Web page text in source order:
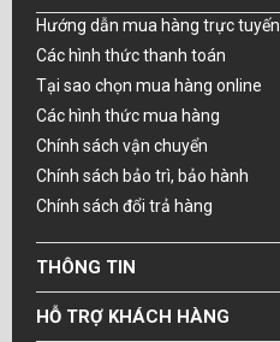
Hướng dẫn mua hàng trực tuyến
Các hình thức thanh toán
Tại sao chọn mua hàng online
Các hình thức mua hàng
Chính sách vận chuyển
Chính sách bảo trì, bảo hành
Chính sách đổi trả hàng
THÔNG TIN
HỖ TRỢ KHÁCH HÀNG